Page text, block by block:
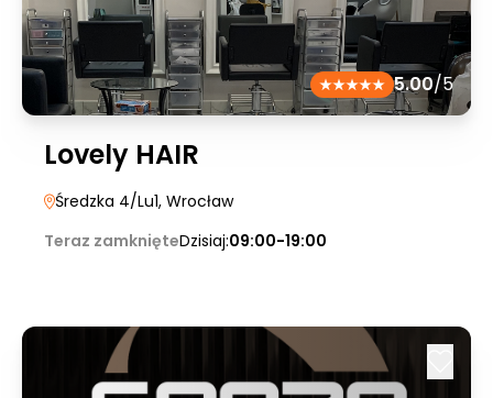
5.00/5
Lovely HAIR
Średzka 4/Lu1, Wrocław
Teraz zamknięteDzisiaj:09:00-19:00